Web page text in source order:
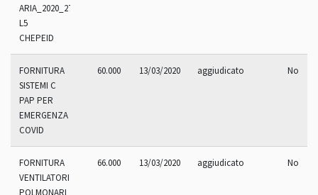
ARIA_2020_270.9
L5
CHEPEID
FORNITURA
SISTEMI C
PAP PER
EMERGENZA
COVID
60.000 13/03/2020 aggiudicato No
FORNITURA
VENTILATORI
POLMONARI
66.000 13/03/2020 aggiudicato No